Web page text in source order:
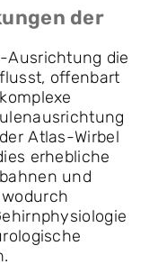
der
Ausrichtung die
offenbart
Atlas-Wirbel
erhebliche
und